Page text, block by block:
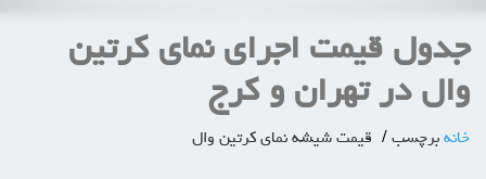
جدول قیمت اجرای نمای کرتین
وال در تهران و کرج
خانه برچسب قیمت شیشه نمای کرتین وال